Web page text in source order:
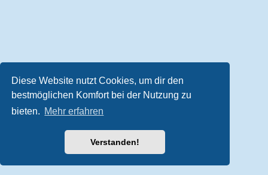
Diese Website nutzt Cookies, um dir den
bestmöglichen Komfort bei der Nutzung zu
bieten. Mehr erfahren
Verstanden!